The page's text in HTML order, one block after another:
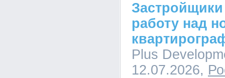
работу над
Plus
12.07.2026,